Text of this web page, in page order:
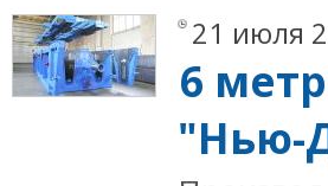
21 июля
6
"Нью-